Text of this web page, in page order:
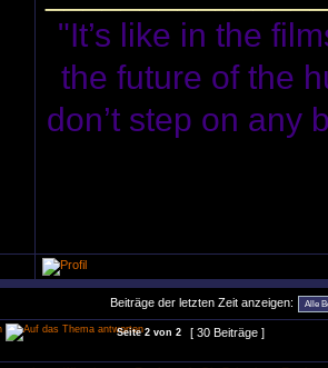
"It’s like in the
the future of the
don’t step on any
Beiträge der letzten Zeit anzeigen:
Seite2 von 2 [ 30 Beiträge ]